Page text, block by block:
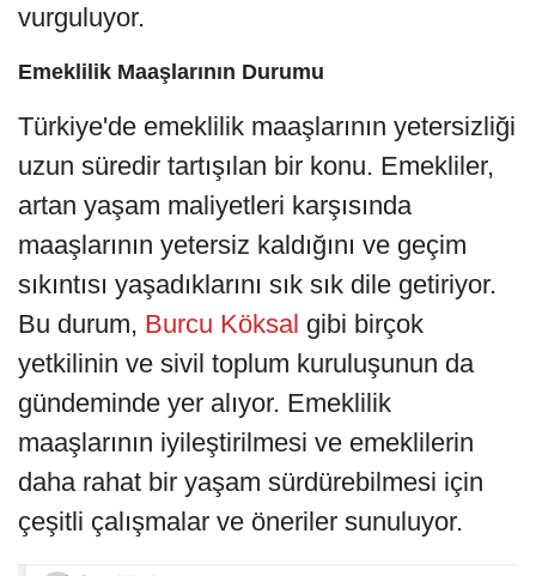
vurguluyor.
Emeklilik Maaşlarının Durumu
Türkiye'de emeklilik maaşlarının yetersizliği
uzun süredir tartışılan bir konu. Emekliler,
artan yaşam maliyetleri karşısında
maaşlarının yetersiz kaldığını ve geçim
sıkıntısı yaşadıklarını sık sık dile getiriyor.
Bu durum, Burcu Köksal gibi birçok
yetkilinin ve sivil toplum kuruluşunun da
gündeminde yer alıyor. Emeklilik
maaşlarının iyileştirilmesi ve emeklilerin
daha rahat bir yaşam sürdürebilmesi için
çeşitli çalışmalar ve öneriler sunuluyor.